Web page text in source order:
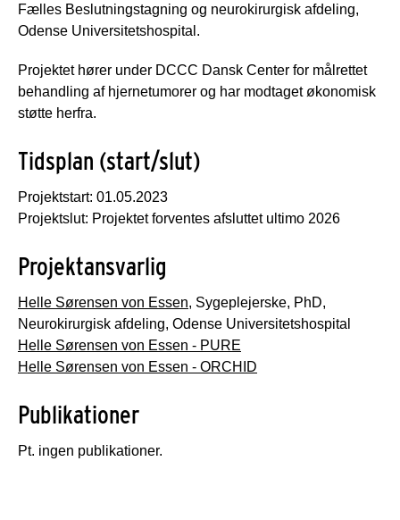
Fælles Beslutningstagning og neurokirurgisk afdeling,
Odense Universitetshospital.
Projektet hører under DCCC Dansk Center for målrettet
behandling af hjernetumorer og har modtaget økonomisk
støtte herfra.
Tidsplan (start/slut)
Projektstart: 01.05.2023
Projektslut: Projektet forventes afsluttet ultimo 2026
Projektansvarlig
Helle Sørensen von Essen, Sygeplejerske, PhD,
Neurokirurgisk afdeling, Odense Universitetshospital
Helle Sørensen von Essen - PURE
Helle Sørensen von Essen - ORCHID
Publikationer
Pt. ingen publikationer.